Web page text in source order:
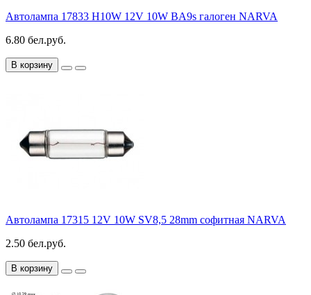
Автолампа 17833 H10W 12V 10W BA9s галоген NARVA
6.80 бел.руб.
В корзину
Автолампа 17315 12V 10W SV8,5 28mm софитная NARVA
2.50 бел.руб.
В корзину